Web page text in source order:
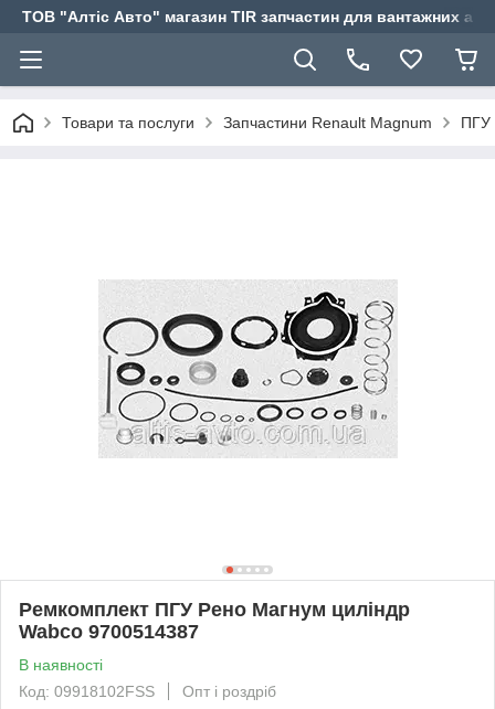
ТОВ "Алтіс Авто" магазин TIR запчастин для вантажних
Товари та послуги Запчастини Renault Magnum ПГУ
Ремкомплект ПГУ Рено Магнум циліндр
Wabco 9700514387
В наявності
Код: 09918102FSS
Опт і роздріб